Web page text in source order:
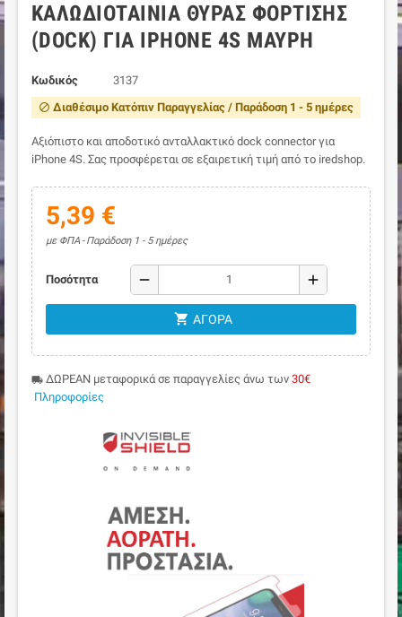
ΚΑΛΩΔΙΟΤΑΙΝΊΑ ΘΎΡΑΣ ΦΌΡΤΙΣΗΣ
(DOCK) ΓΙΑ IPHONE 4S ΜΑΎΡΗ
Κωδικός 3137
block Διαθέσιμο Κατόπιν Παραγγελίας / Παράδοση 1 - 5 ημέρες
Αξιόπιστο και αποδοτικό ανταλλακτικό dock connector για
iPhone 4S. Σας προσφέρεται σε εξαιρετική τιμή από το iredshop.
5,39 €
με ΦΠΑ Παράδοση 1 - 5 ημέρες
Ποσότητα remove add
shopping_cart ΑΓΟΡΆ
local_shipping ΔΩΡΕΑΝ μεταφορικά σε παραγγελίες άνω των 30€
Πληροφορίες